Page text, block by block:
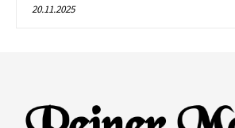
20.11.2025